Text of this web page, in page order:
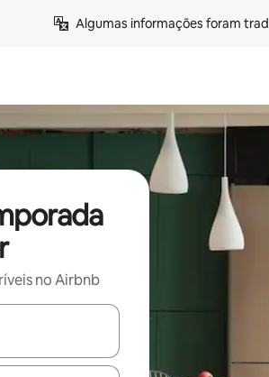
Algumas informações foram
no Airbnb
explore-os usando as seta para